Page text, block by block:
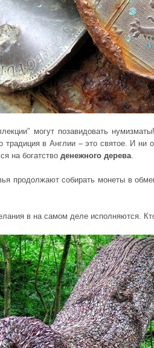
могут позавидовать
традиция в Англии – это святое. И ни
на богатство денежного дерева.
продолжают собирать монеты в
в на самом деле исполняются.